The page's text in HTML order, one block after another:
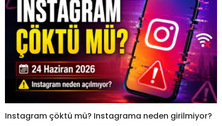
Instagram çöktü mü? Instagrama neden girilmiyor?